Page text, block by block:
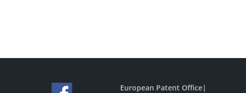
European Patent Office|